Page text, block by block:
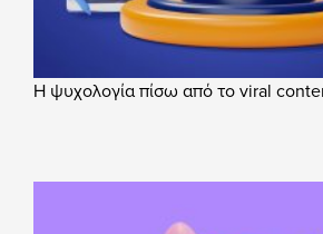
Η ψυχολογία πίσω από το viral